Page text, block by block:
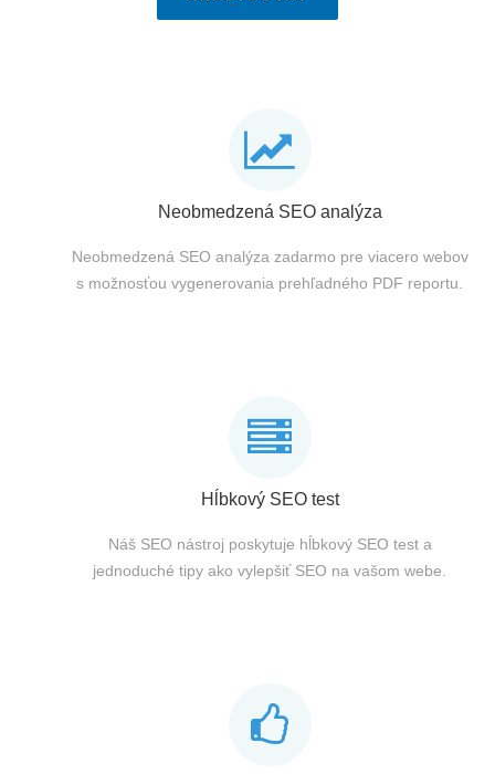
Neobmedzená SEO analýza
Neobmedzená SEO analýza zadarmo pre viacero webov
s možnosťou vygenerovania prehľadného PDF reportu.
Hĺbkový SEO test
Náš SEO nástroj poskytuje hĺbkový SEO test a
jednoduché tipy ako vylepšiť SEO na vašom webe.